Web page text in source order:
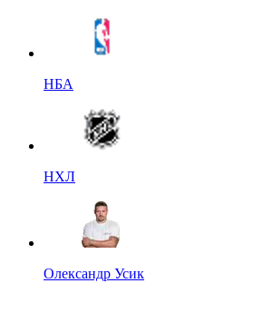
НБА
НХЛ
Олександр Усик